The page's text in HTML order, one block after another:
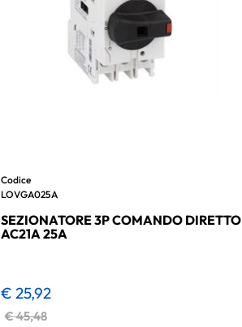
Codice
LOVGA025A
SEZIONATORE 3P COMANDO DIRETTO
AC21A 25A
€ 45,48
€ 25,92